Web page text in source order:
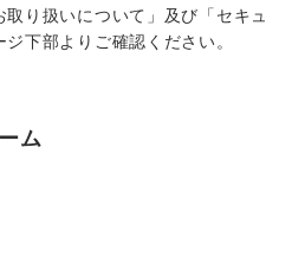
り扱いについて」及び「セキュ
下部よりご確認ください。
ム